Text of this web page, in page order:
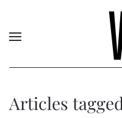
Articles